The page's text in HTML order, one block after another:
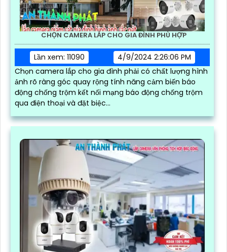
CHỌN CAMERA LẮP CHO GIA ĐÌNH PHÙ HỢP
Lần xem: 11090
4/9/2024 2:26:06 PM
Chọn camera lắp cho gia đình phải có chất lượng hình
ảnh rõ ràng góc quay rộng tính năng cảm biến báo
động chống trộm kết nối mạng báo động chống trộm
qua điện thoại và đặt biệc...